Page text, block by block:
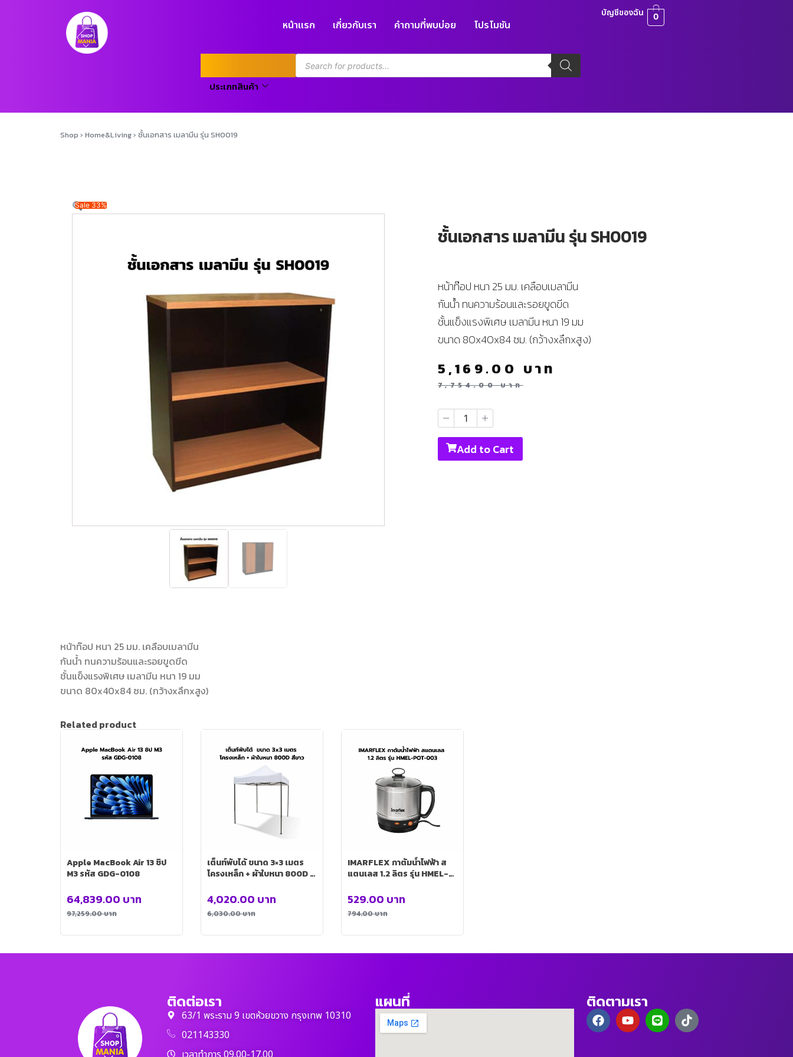
หน้าแรก เกี่ยวกับเรา คำถามที่พบบ่อย โปรโมชัน
ประเภทสินค้า
บัญชีของฉัน 0
Shop › Home&Living› ชั้นเอกสาร เมลามีน รุ่น SH0019
Sale 33%
ชั้นเอกสาร เมลามีน รุ่น SH0019
หน้าท๊อป หนา 25 มม. เคลือบเมลามีน
กันน้ำ ทนความร้อนและรอยขูดขีด
ชั้นแข็งแรงพิเศษ เมลามีน หนา 19 มม
ขนาด 80x40x84 ซม. (กว้างxลึกxสูง)
7,754.00บาท
5,169.00 บาท
Add to Cart
หน้าท๊อป หนา 25 มม. เคลือบเมลามีน
กันน้ำ ทนความร้อนและรอยขูดขีด
ชั้นแข็งแรงพิเศษ เมลามีน หนา 19 มม
ขนาด 80x40x84 ซม. (กว้างxลึกxสูง)
Related product
Apple MacBook Air 13 ชิป
M3 รหัส GDG-0108
97,259.00บาท
64,839.00 บาท
เต็นท์พับได้ ขนาด 3×3 เมตร
โครงเหล็ก + ผ้าใบหนา 800D สี
6,030.00บาท
4,020.00 บาท
IMARFLEX กาต้มน้ำไฟฟ้า ส
แตนเลส 1.2 ลิตร รุ่น HMEL-
794.00บาท
529.00 บาท
ติดต่อเรา
63/1 พระราม 9 เขตห้วยขวาง กรุงเทพ 10310
021143330
แผนที่ ติดตามเรา